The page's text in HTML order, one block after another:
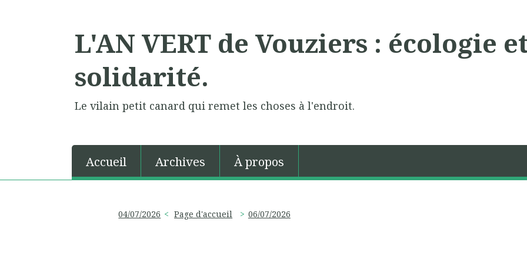
L'AN VERT de Vouziers : écologie
solidarité.
Le vilain petit canard qui remet les choses à l'endroit.
Accueil Archives À propos
04/07/2026 Page d'accueil 06/07/2026